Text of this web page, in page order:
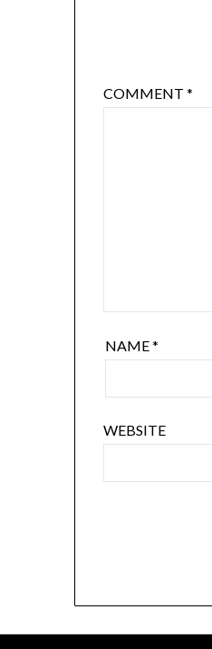
COMMENT*
NAME*
WEBSITE